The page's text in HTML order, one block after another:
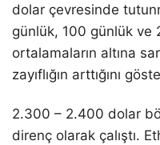
dolar çevresinde
günlük, 100 günlük ve
ortalamaların altına
zayıflığın arttığını
2.300 – 2.400 dolar
direnç olarak çalıştı.